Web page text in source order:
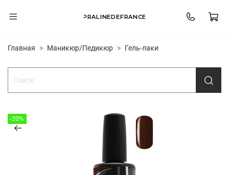
PRALINEDEFRANCE
Главная Маникюр/Педикюр Гель-лаки
-20%